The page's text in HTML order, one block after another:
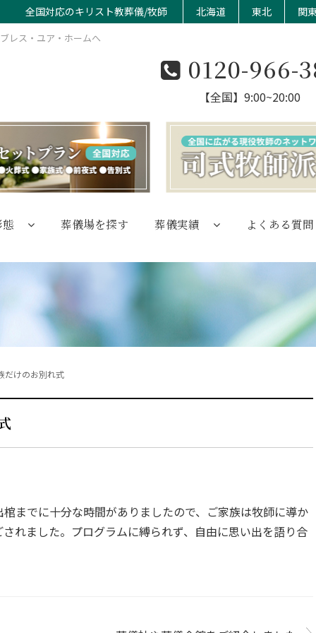
全国対応のキリスト教葬儀/牧師 北海道 東北 関東
レス・ユア・ホームへ
0120-966-
【全国】9:00~20:00
葬儀場を探す 葬儀実績 よくある質問
だけのお別れ式
までに十分な時間がありましたので、ご家族は牧師に導か
れました。プログラムに縛られず、自由に思い出を語り合